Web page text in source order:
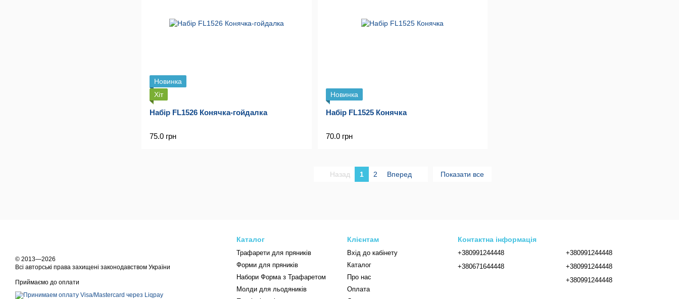
Новинка
Хіт
Набір FL1526 Конячка-гойдалка
75.0 грн
Новинка
Набір FL1525 Конячка
70.0 грн
Назад 1 2 Вперед Показати все
© 2013—2026
Всі авторські права захищені законодавством України
Приймаємо до оплати
Каталог
Трафарети для пряників
Форми для пряників
Набори Форма з Трафаретом
Молди для льодяників
Клієнтам
Вхід до кабінету
Каталог
Про нас
Оплата
Контактна інформація
+380991244448
+380671644448
+380991244448
+380991244448
+380991244448